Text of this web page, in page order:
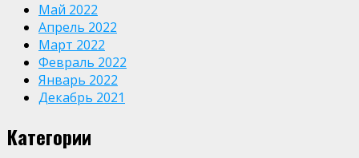
Май 2022
Апрель 2022
Март 2022
Февраль 2022
Январь 2022
Декабрь 2021
Категории